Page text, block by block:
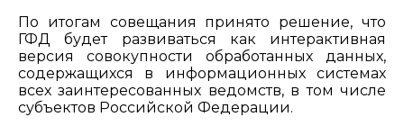
По итогам совещания принято решение, что
ГФД будет развиваться как интерактивная
версия совокупности обработанных данных,
содержащихся в информационных системах
всех заинтересованных ведомств, в том числе
субъектов Российской Федерации.